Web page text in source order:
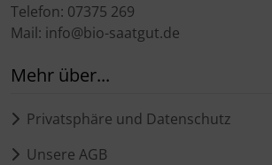
Telefon: 07375 269
Mail: info@bio-saatgut.de
Mehr über...
Privatsphäre und Datenschutz
Unsere AGB